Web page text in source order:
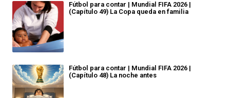
Fútbol para contar | Mundial FIFA 2026 |
(Capítulo 49) La Copa queda en familia
Fútbol para contar | Mundial FIFA 2026 |
(Capítulo 48) La noche antes